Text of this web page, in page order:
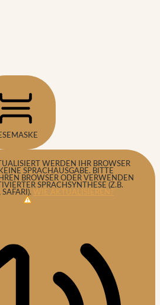
WERDEN
IHR BROWSER
SPRACHAUSGABE. BITTE
BROWSER ODER VERWENDEN
SPRACHSYNTHESE (Z.B.
WIE AKTUALISIEREN?